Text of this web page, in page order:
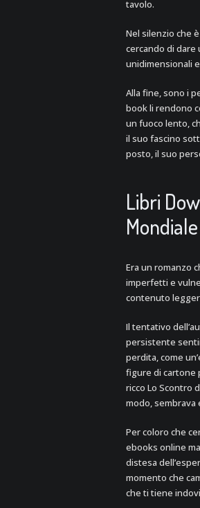
tavolo.
Nel silenzio che
cercando di dare
unidimensionali
Alla fine, sono i
book li rendono
un fuoco lento,
il suo fascino
posto, il suo
Libri
Mondiale
Era un romanzo
imperfetti e
contenuto
Il tentativo
persistente
perdita, come
figure di cartone
ricco Lo Scontro
modo, sembrava
Per coloro che
ebooks online
distesa
momento che
che ti tiene